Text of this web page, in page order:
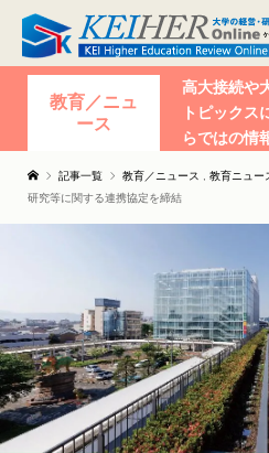
教育／ニュ
ース
高大接続や
トピックス
らではの情
記事一覧 教育／ニュース 教育ニュー
研究等に関する連携協定を締結